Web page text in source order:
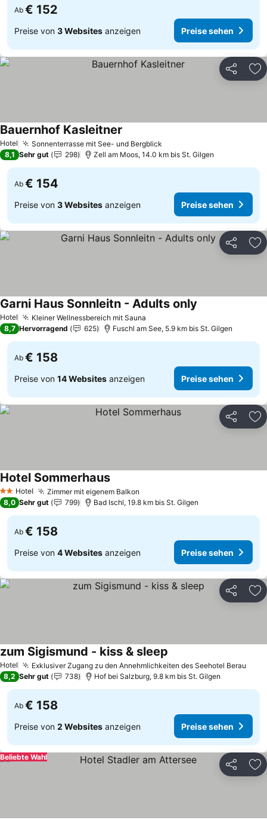
Ab € 152
Preise von 3 Websites anzeigen Preise sehen
Teilen
Hotel Sonnenterrasse mit See- und Bergblick
Bauernhof Kasleitner
8,1 Sehr gut 298 Zell am Moos, 14.0 km bis St. Gilgen
Ab € 154
Preise von 3 Websites anzeigen Preise sehen
Teilen
Hotel Kleiner Wellnessbereich mit Sauna
Garni Haus Sonnleitn - Adults only
8,7 Hervorragend 625 Fuschl am See, 5.9 km bis St. Gilgen
Ab € 158
Preise von 14 Websites anzeigen Preise sehen
Teilen
2 Sterne
Hotel Zimmer mit eigenem Balkon
Hotel SommerhausPreise sehen
8,0 Sehr gut 799 Bad Ischl, 19.8 km bis St. Gilgen
Ab € 158
Preise von 4 Websites anzeigen Preise sehen
Teilen
Hotel Exklusiver Zugang zu den Annehmlichkeiten des Seehotel Berau
zum Sigismund - kiss & sleep
8,2 Sehr gut 738 Hof bei Salzburg, 9.8 km bis St. Gilgen
Ab € 158
Preise von 2 Websites anzeigen Preise sehen
Teilen
Beliebte Wahl